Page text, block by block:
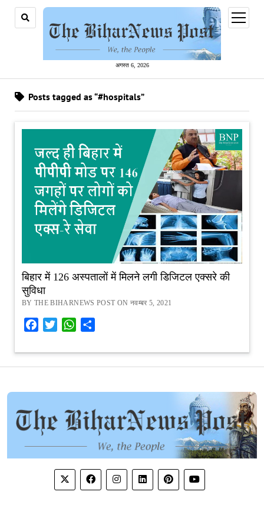
अगस्त 6, 2026
open
menu
Posts tagged as “#hospitals”
बिहार में 126 अस्पतालों में मिलने लगी डिजिटल एक्सरे की
सुविधा
BY THE BIHARNEWS POST ON नवम्बर 5, 2021
Facebook
TwitterWhatsApp